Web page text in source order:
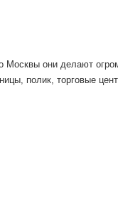
Москвы они делают
полик, торговые